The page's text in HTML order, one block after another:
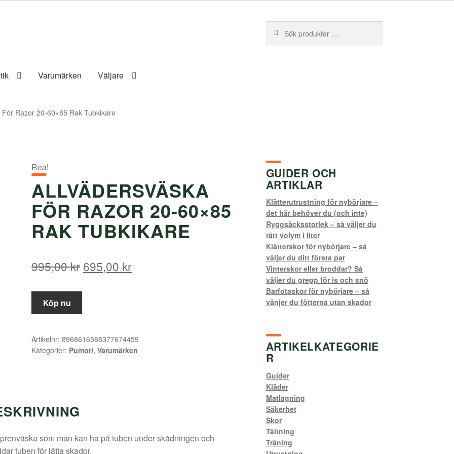
efter:
Varumärken Väljare
Razor 20-60×85 Rak Tubkikare
Rea!
ALLVÄDERSVÄSKA
FÖR RAZOR 20-60×85
RAK TUBKIKARE
995,00kr Det
995,00 kr.
695,00 krDet
695,00 kr.
Köp nu
Artikelnr:8968616588377674459
Kategorier: Pumori,Varumärken
som man kan ha på tuben under skådningen och
tuben för lätta skador.
GUIDER OCH
ARTIKLAR
Klätterutrustning för nybörjare –
det här behöver du (och inte)
Ryggsäcksstorlek – så väljer du
rätt volym i liter
Klätterskor för nybörjare – så
väljer du ditt första par
Vinterskor eller broddar? Så
väljer du grepp för is och snö
Barfotaskor för nybörjare – så
vänjer du fötterna utan skador
ARTIKELKATEGORIE
R
Guider
Kläder
Matlagning
Säkerhet
Skor
Tältning
Träning